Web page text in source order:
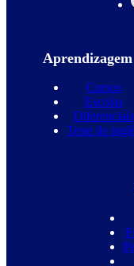
Aprendizagem
Cursos
Escolas
Diferenciais
Teste de